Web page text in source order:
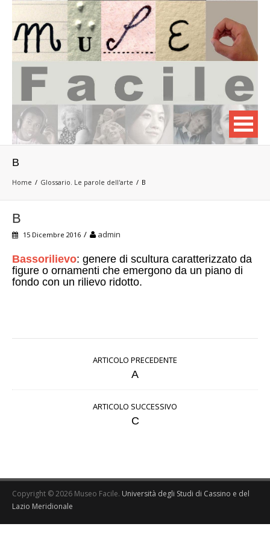
B
Home Glossario. Le parole dell'arte B
B
15 Dicembre 2016 / admin
Bassorilievo: genere di scultura caratterizzato da
figure o ornamenti che emergono da un piano di
fondo con un rilievo ridotto.
ARTICOLO PRECEDENTE
A
ARTICOLO SUCCESSIVO
C
Copyright © 2026 Museo Facile. Università degli Studi di Cassino e del
Lazio Meridionale